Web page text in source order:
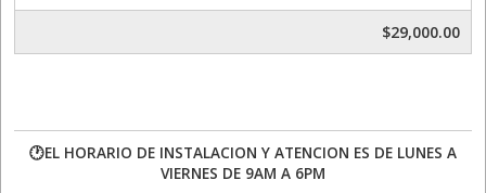
$29,000.00
🕐EL HORARIO DE INSTALACION Y ATENCION ES DE LUNES A
VIERNES DE 9AM A 6PM